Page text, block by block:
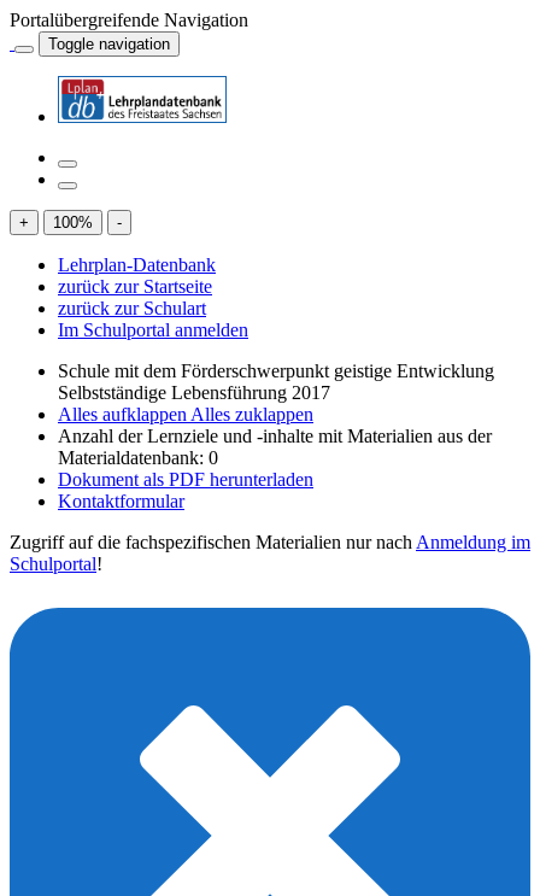
Portalübergreifende Navigation
Toggle navigation
+ 100% -
Lehrplan-Datenbank
zurück zur Startseite
zurück zur Schulart
Im Schulportal anmelden
Schule mit dem Förderschwerpunkt geistige Entwicklung
Selbstständige Lebensführung 2017
Alles aufklappen Alles zuklappen
Anzahl der Lernziele und -inhalte mit Materialien aus der
Materialdatenbank: 0
Dokument als PDF herunterladen
Kontaktformular
Zugriff auf die fachspezifischen Materialien nur nach Anmeldung im
Schulportal!